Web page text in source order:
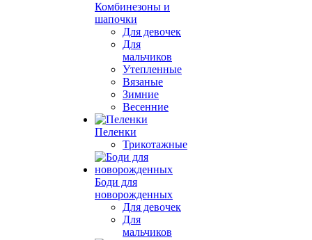
Комбинезоны и
шапочки
Для девочек
Для
мальчиков
Утепленные
Вязаные
Зимние
Весенние
Пеленки
Трикотажные
Боди для
новорожденных
Для девочек
Для
мальчиков